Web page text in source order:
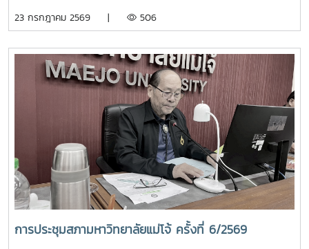
บัณฑิตกิตติมศักดิ์ ครุยวิทยฐานะ และผลิตภัณฑ์มงคลที่เป็น
รองศาสตราจารย์ ดร.เทพ พงษ์พานิช นายกสภามหาวิทยาลัยแม่
โจ้ นำคณะผู้บริหารมหาวิทยาลัยเข้าเฝ้าฯ ทูลเกล้าทูลกระหม่อม
ถวายปริญญาดุษฎีบัณฑิตกิตติมศักดิ์ สาขาการพัฒนาภูมิสังคม
อย่างยั่งยืน แด่พระบาทสมเด็จพระเจ้าอยู่หัว เพื่อเฉลิมพระเกียรติ
คุณในพระวิสัยทัศน์และการพัฒนาประเทศอย่างยั่งยืน และทูล
เกล้าทูลกระหม่อมถวายปริญญาปรัชญาดุษฎีบัณฑิตกิตติมศักดิ์
สาขาวิชาการจัดการการท่องเที่ยว (หลักสูตรนานาชาติ) พร้อม
ครุยวิทยฐานะ แด่สมเด็จพระนางเจ้า ฯ พระบรมราชินี เพื่อ
เฉลิมพระเกียรติคุณที่ทรงสร้างแรงบันดาลใจให้เกิดการพัฒนา
แหล่งท่องเที่ยวเชิงวัฒนธรรม และขับเคลื่อนอุตสาหกรรมท่อง
เที่ยวไทยให้เป็นที่ประจักษ์ การทูลเกล้าทูลกระหม่อมถวาย
ปริญญาบัตรในครั้งนี้ สะท้อนถึงพระอัจฉริยภาพและพระวิสัยทัศน์
23 กรกฎาคม 2569 | 506
การประชุมสภามหาวิทยาลัยแม่โจ้ ครั้งที่ 6/2569